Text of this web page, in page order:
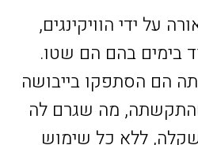
על ידי הוויקינגים,
בימים בהם הם שטו.
הם הסתפקו בייבושה
מה שגרם לה
ללא כל שימוש